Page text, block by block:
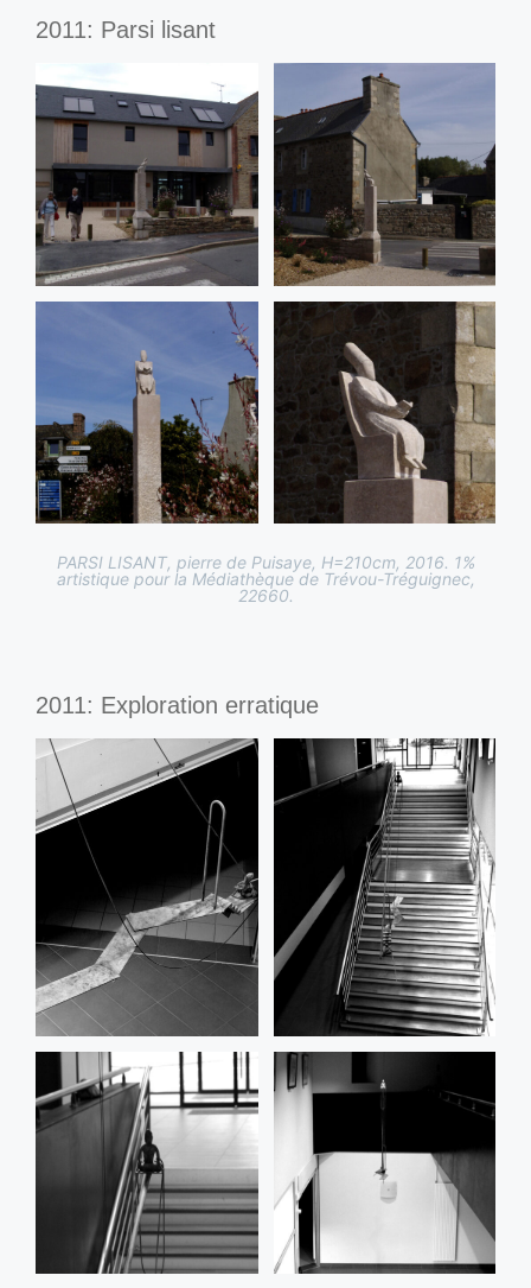
2011: Parsi lisant
PARSI LISANT, pierre de Puisaye, H=210cm, 2016. 1%
artistique pour la Médiathèque de Trévou-Tréguignec,
22660.
2011: Exploration erratique